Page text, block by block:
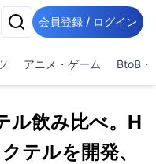
会員登録 / ログイン
アニメ・ゲーム BtoB・
ル飲み比べ。H
テルを開発、